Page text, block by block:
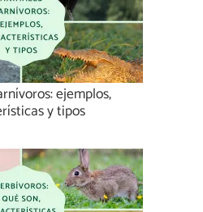
ejemplos,
y tipos